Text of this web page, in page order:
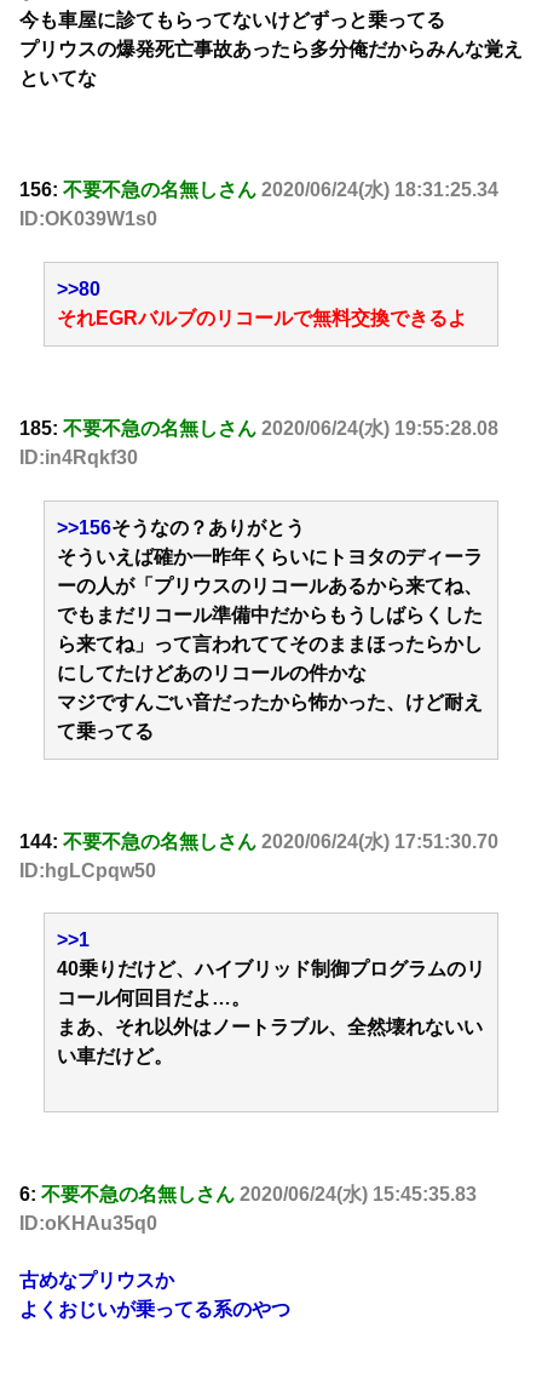
今も車屋に診てもらってないけどずっと乗ってる
プリウスの爆発死亡事故あったら多分俺だからみんな覚え
といてな
156: 不要不急の名無しさん 2020/06/24(水) 18:31:25.34
ID:OK039W1s0
>>80
それEGRバルブのリコールで無料交換できるよ
185: 不要不急の名無しさん 2020/06/24(水) 19:55:28.08
ID:in4Rqkf30
>>156そうなの？ありがとう
そういえば確か一昨年くらいにトヨタのディーラ
ーの人が「プリウスのリコールあるから来てね、
でもまだリコール準備中だからもうしばらくした
ら来てね」って言われててそのままほったらかし
にしてたけどあのリコールの件かな
マジですんごい音だったから怖かった、けど耐え
て乗ってる
144: 不要不急の名無しさん 2020/06/24(水) 17:51:30.70
ID:hgLCpqw50
>>1
40乗りだけど、ハイブリッド制御プログラムのリ
コール何回目だよ…。
まあ、それ以外はノートラブル、全然壊れないい
い車だけど。
6: 不要不急の名無しさん 2020/06/24(水) 15:45:35.83
ID:oKHAu35q0
古めなプリウスか
よくおじいが乗ってる系のやつ